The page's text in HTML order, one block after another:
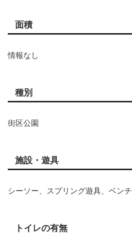
面積
情報なし
種別
街区公園
施設・遊具
シーソー、スプリング遊具、ベンチ
トイレの有無